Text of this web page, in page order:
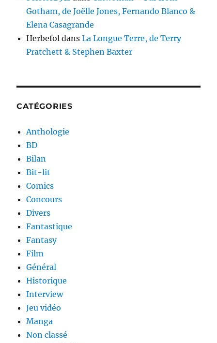
Gotham, de Joëlle Jones, Fernando Blanco &
Elena Casagrande
Herbefol dansLa Longue Terre, de Terry
Pratchett & Stephen Baxter
CATÉGORIES
Anthologie
BD
Bilan
Bit-lit
Comics
Concours
Divers
Fantastique
Fantasy
Film
Général
Historique
Interview
Jeu vidéo
Manga
Non classé